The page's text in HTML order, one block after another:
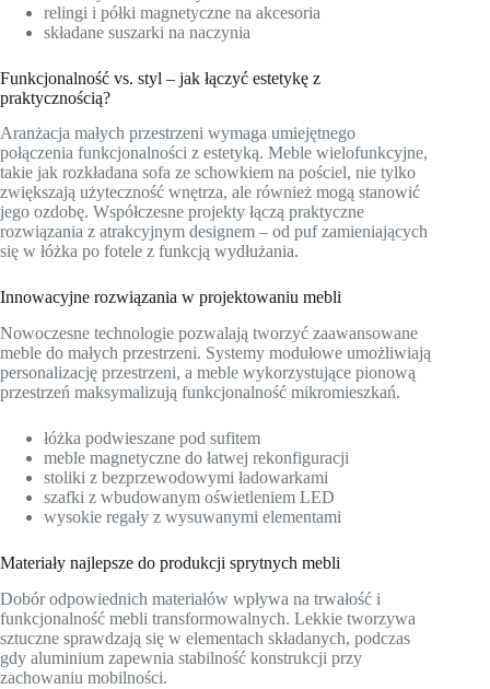
relingi i półki magnetyczne na akcesoria
składane suszarki na naczynia
Funkcjonalność vs. styl – jak łączyć estetykę z
praktycznością?
Aranżacja małych przestrzeni wymaga umiejętnego
połączenia funkcjonalności z estetyką. Meble wielofunkcyjne,
takie jak rozkładana sofa ze schowkiem na pościel, nie tylko
zwiększają użyteczność wnętrza, ale również mogą stanowić
jego ozdobę. Współczesne projekty łączą praktyczne
rozwiązania z atrakcyjnym designem – od puf zamieniających
się w łóżka po fotele z funkcją wydłużania.
Innowacyjne rozwiązania w projektowaniu mebli
Nowoczesne technologie pozwalają tworzyć zaawansowane
meble do małych przestrzeni. Systemy modułowe umożliwiają
personalizację przestrzeni, a meble wykorzystujące pionową
przestrzeń maksymalizują funkcjonalność mikromieszkań.
łóżka podwieszane pod sufitem
meble magnetyczne do łatwej rekonfiguracji
stoliki z bezprzewodowymi ładowarkami
szafki z wbudowanym oświetleniem LED
wysokie regały z wysuwanymi elementami
Materiały najlepsze do produkcji sprytnych mebli
Dobór odpowiednich materiałów wpływa na trwałość i
funkcjonalność mebli transformowalnych. Lekkie tworzywa
sztuczne sprawdzają się w elementach składanych, podczas
gdy aluminium zapewnia stabilność konstrukcji przy
zachowaniu mobilności.